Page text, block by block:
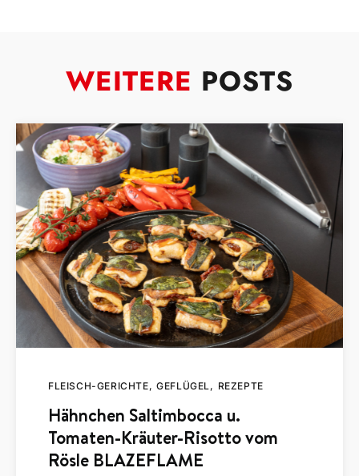
WEITERE POSTS
FLEISCH-GERICHTE GEFLÜGEL REZEPTE
Hähnchen Saltimbocca u.
Tomaten-Kräuter-Risotto vom
Rösle BLAZEFLAME